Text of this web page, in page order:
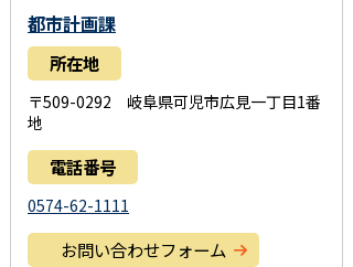
都市計画課
所在地
〒509-0292 岐阜県可児市広見一丁目1番
地
電話番号
0574-62-1111
お問い合わせフォーム